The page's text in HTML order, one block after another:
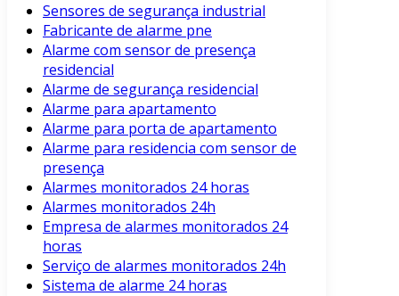
Sensores de segurança industrial
Fabricante de alarme pne
Alarme com sensor de presença
residencial
Alarme de segurança residencial
Alarme para apartamento
Alarme para porta de apartamento
Alarme para residencia com sensor de
presença
Alarmes monitorados 24 horas
Alarmes monitorados 24h
Empresa de alarmes monitorados 24
horas
Serviço de alarmes monitorados 24h
Sistema de alarme 24 horas